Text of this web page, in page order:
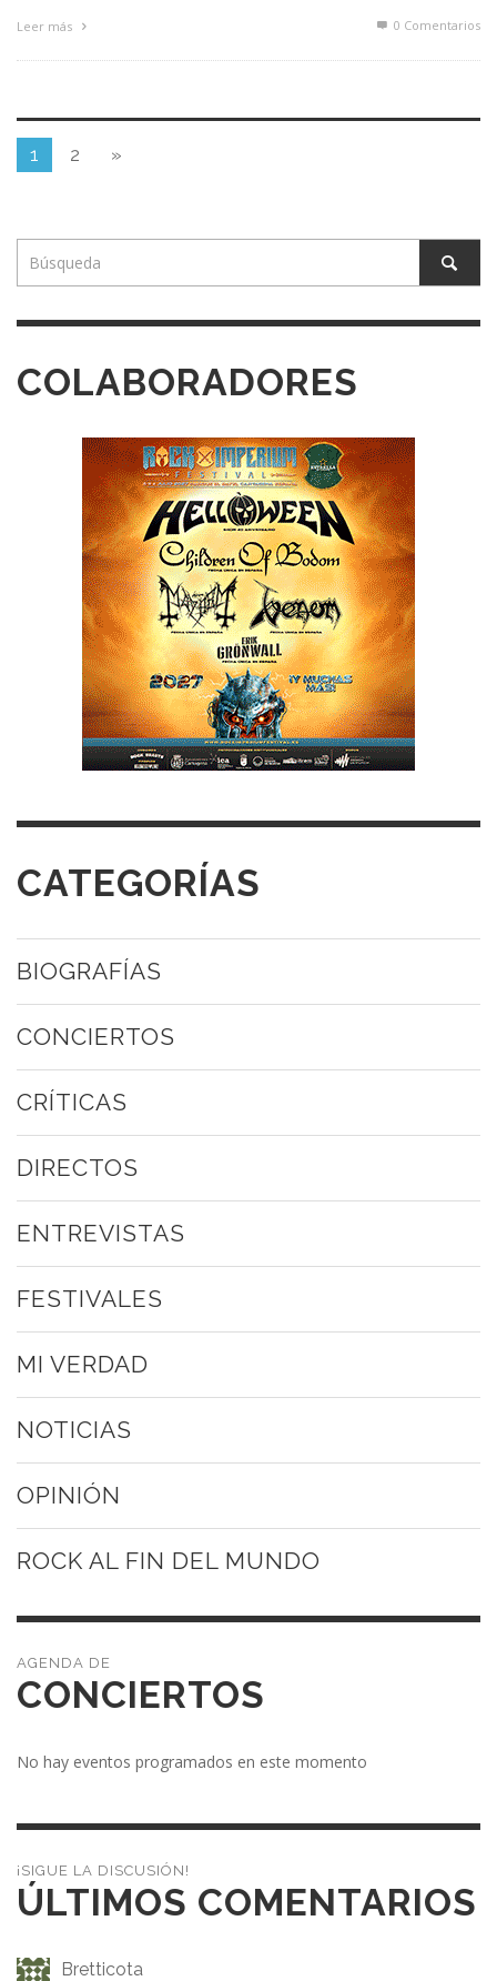
Leer más 0 Comentarios
1 2 »
COLABORADORES
CATEGORÍAS
BIOGRAFÍAS
CONCIERTOS
CRÍTICAS
DIRECTOS
ENTREVISTAS
FESTIVALES
MI VERDAD
NOTICIAS
OPINIÓN
ROCK AL FIN DEL MUNDO
CONCIERTOS
No hay eventos programados en este momento
¡SIGUE LA DISCUSIÓN!
ÚLTIMOS COMENTARIOS
Bretticota